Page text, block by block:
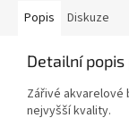
Popis Diskuze
Detailní
Zářivé
nejvyšší kvality.